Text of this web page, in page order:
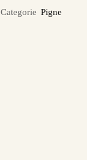
Categorie Pigne